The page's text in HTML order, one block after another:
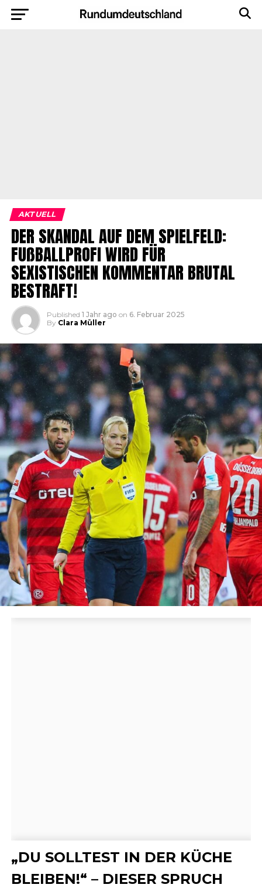
AKTUELL
DER SKANDAL AUF DEM SPIELFELD:
FUßBALLPROFI WIRD FÜR
SEXISTISCHEN KOMMENTAR BRUTAL
BESTRAFT!
Published 1 Jahr ago on 6. Februar 2025
By Clara Müller
„DU SOLLTEST IN DER KÜCHE
BLEIBEN!“ – DIESER SPRUCH